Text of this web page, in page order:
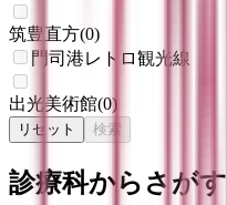
筑豊直方(0)
門司港レトロ観光線
出光美術館(0)
リセット 検索
診療科からさがす